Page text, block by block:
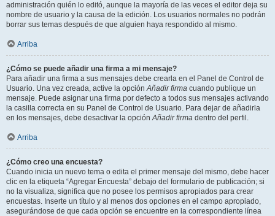
administración quién lo editó, aunque la mayoría de las veces el editor deja su
nombre de usuario y la causa de la edición. Los usuarios normales no podrán
borrar sus temas después de que alguien haya respondido al mismo.
Arriba
¿Cómo se puede añadir una firma a mi mensaje?
Para añadir una firma a sus mensajes debe crearla en el Panel de Control de
Usuario. Una vez creada, active la opciónAñadir firma cuando publique un
mensaje. Puede asignar una firma por defecto a todos sus mensajes activando
la casilla correcta en su Panel de Control de Usuario. Para dejar de añadirla
en los mensajes, debe desactivar la opciónAñadir firma dentro del perfil.
Arriba
¿Cómo creo una encuesta?
Cuando inicia un nuevo tema o edita el primer mensaje del mismo, debe hacer
clic en la etiqueta “Agregar Encuesta” debajo del formulario de publicación; si
no la visualiza, significa que no posee los permisos apropiados para crear
encuestas. Inserte un título y al menos dos opciones en el campo apropiado,
asegurándose de que cada opción se encuentre en la correspondiente línea